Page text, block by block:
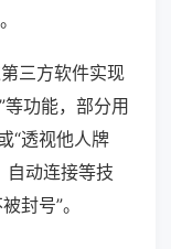
三方软件实现
等功能，部分用
“透视他人牌
自动连接等技
封号”。